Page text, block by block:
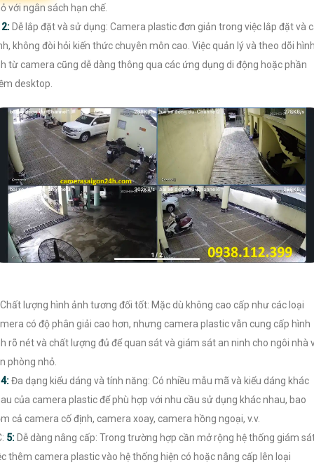
với ngân sách hạn chế.
2: Dễ lắp đặt và sử dụng: Camera plastic đơn giản trong việc lắp đặt và
không đòi hỏi kiến thức chuyên môn cao. Việc quản lý và theo dõi
từ camera cũng dễ dàng thông qua các ứng dụng di động hoặc phần
desktop.
lượng hình ảnh tương đối tốt: Mặc dù không cao cấp như các loại
có độ phân giải cao hơn, nhưng camera plastic vẫn cung cấp hình
rõ nét và chất lượng đủ để quan sát và giám sát an ninh cho ngôi nhà
phòng nhỏ.
4:Đa dạng kiểu dáng và tính năng: Có nhiều mẫu mã và kiểu dáng khác
của camera plastic để phù hợp với nhu cầu sử dụng khác nhau, bao
cả camera cố định, camera xoay, camera hồng ngoại, v.v.
5: Dễ dàng nâng cấp: Trong trường hợp cần mở rộng hệ thống giám
thêm camera plastic vào hệ thống hiện có hoặc nâng cấp lên loại